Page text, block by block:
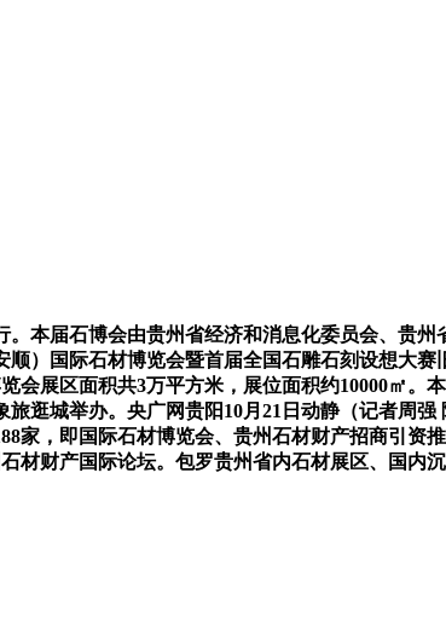
届石博会由贵州省经济和消息化委员会、贵州
）国际石材博览会暨首届全国石雕石刻设想大
展区面积共3万平方米，展位面积约10000㎡。
逛城举办。央广网贵阳10月21日动静（记者周
家，即国际石材博览会、贵州石材财产招商引资
材财产国际论坛。包罗贵州省内石材展区、国